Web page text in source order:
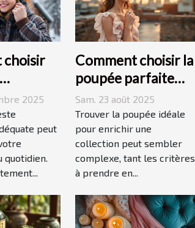
choisir
?
2025
peut
quotidien.
Comment choisir la
poupée parfaite
pour votre
collection unique ?
Sam. 23 août 2025
Trouver la poupée idéale
pour enrichir une
collection peut sembler
complexe, tant les critères
à prendre en...